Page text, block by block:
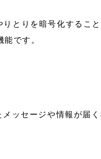
とりを暗号化するこ
です。
ッセージや情報が届く